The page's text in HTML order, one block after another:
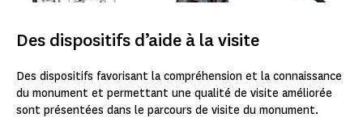
Des dispositifs d’aide à la visite
Des dispositifs favorisant la compréhension et la connaissance
du monument et permettant une qualité de visite améliorée
sont présentées dans le parcours de visite du monument.